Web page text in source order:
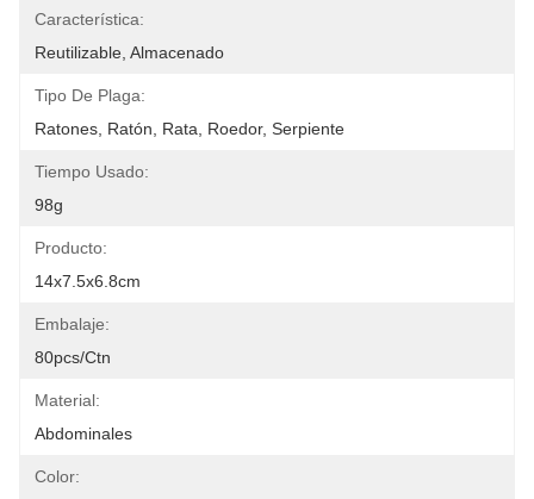
Característica:
Reutilizable, Almacenado
Tipo De Plaga:
Ratones, Ratón, Rata, Roedor, Serpiente
Tiempo Usado:
98g
Producto:
14x7.5x6.8cm
Embalaje:
80pcs/ctn
Material:
Abdominales
Color: